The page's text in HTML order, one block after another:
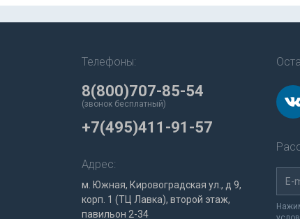
Телефоны:
8(800)707-85-54
(звонок бесплатный)
+7(495)411-91-57
Адрес:
м. Южная, Кировоградская ул., д 9,
корп. 1 (ТЦ Лавка), второй этаж,
павильон 2-34